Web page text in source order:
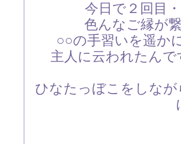
今日で２回目
色んなご縁が
○○の手習いを遥か
主人に云われたん
ひなたっぼこをしな